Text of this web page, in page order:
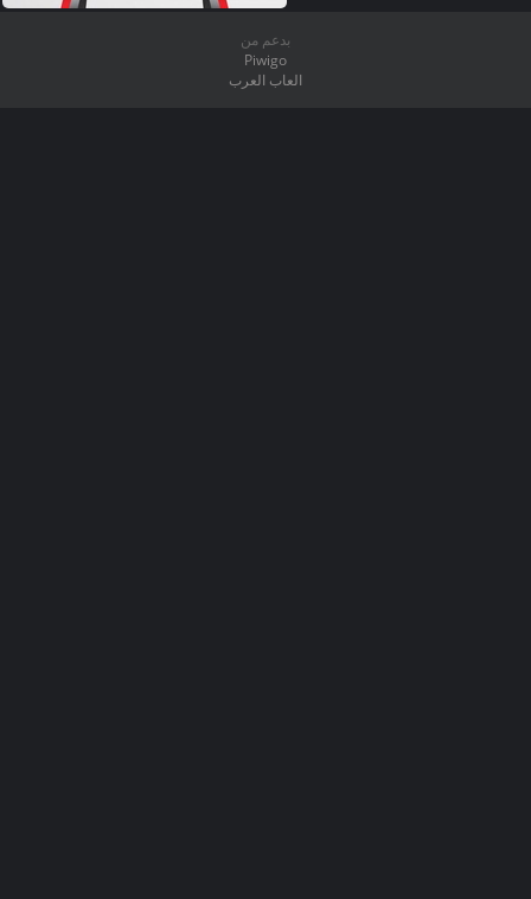
بدعم من
Piwigo
العاب العرب